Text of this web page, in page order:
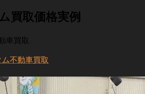
買取価格実例